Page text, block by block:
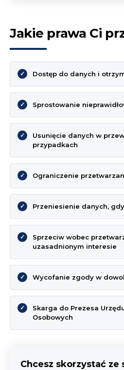
Jakie prawa Ci
Dostęp do danych i
Sprostowanie
Usunięcie danych w
przypadkach
Ograniczenie
Przeniesienie danych,
Sprzeciw wobec
uzasadnionym interesie
Wycofanie zgody w
Skarga do Prezesa
Osobowych
Chcesz skorzystać ze